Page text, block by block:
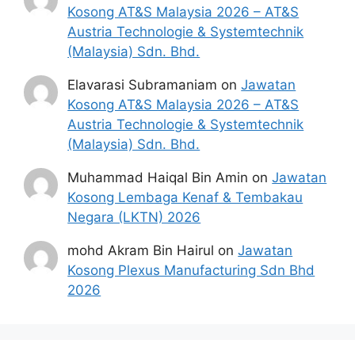
Mohon Jawatan
Penafian:
mana agensi Kerajaan terlibat. Maklumat
yang terdapat dalam portal kerjakini.com
adalah sahih dan diolah dari sumber rasmi
kerajaan dan sumber yang dipercayai
untuk memudahkan proses permohonan.
Kosong AT&S Malaysia 2026 – AT&S
Austria Technologie & Systemtechnik
(Malaysia) Sdn. Bhd.
Elavarasi Subramaniam onJawatan
Kosong AT&S Malaysia 2026 – AT&S
Austria Technologie & Systemtechnik
(Malaysia) Sdn. Bhd.
Muhammad Haiqal Bin Amin onJawatan
Kosong Lembaga Kenaf & Tembakau
Negara (LKTN) 2026
mohd Akram Bin Hairul onJawatan
Kosong Plexus Manufacturing Sdn Bhd
2026